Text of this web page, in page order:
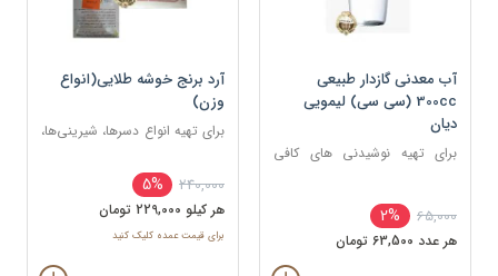
آب معدنی گازدار طبیعی
300cc (سی سی) لیمویی
دیان
برای تهیه نوشیدنی های کافی
65,000
2%
هر عدد 63,500 تومان
آرد برنج خوشه طلایی(انواع
وزن)
برای تهیه انواع دسرها، شیرینی‌ها،
240,000
5%
هر کيلو 229,000 تومان
برای قیمت عمده کلیک کنید